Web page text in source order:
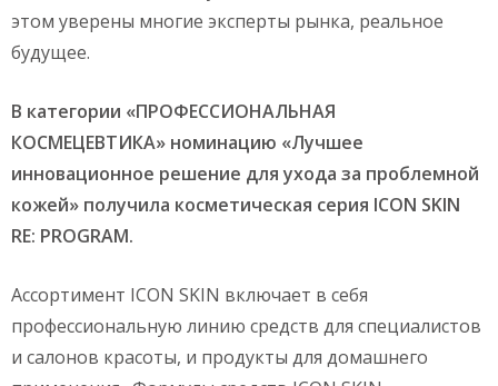
этом уверены многие эксперты рынка, реальное
будущее.
В категории «ПРОФЕССИОНАЛЬНАЯ
КОСМЕЦЕВТИКА» номинацию «Лучшее
инновационное решение для ухода за проблемной
кожей» получила косметическая серия ICON SKIN
RE: PROGRAM.
Ассортимент ICON SKIN включает в себя
профессиональную линию средств для специалистов
и салонов красоты, и продукты для домашнего